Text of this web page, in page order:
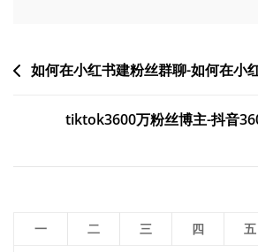
文如何在小红书建粉丝群聊-如何在小
tiktok3600万粉丝博主-抖音
一 二 三 四 五